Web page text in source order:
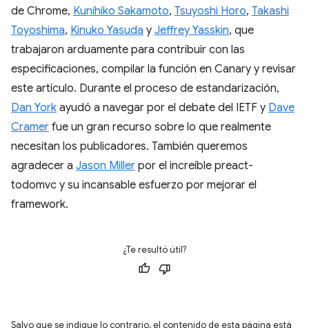
de Chrome, Kunihiko Sakamoto, Tsuyoshi Horo, Takashi
Toyoshima, Kinuko Yasuda y Jeffrey Yasskin, que
trabajaron arduamente para contribuir con las
especificaciones, compilar la función en Canary y revisar
este artículo. Durante el proceso de estandarización,
Dan York ayudó a navegar por el debate del IETF y Dave
Cramer fue un gran recurso sobre lo que realmente
necesitan los publicadores. También queremos
agradecer a Jason Miller por el increíble preact-
todomvc y su incansable esfuerzo por mejorar el
framework.
¿Te resultó útil?
Salvo que se indique lo contrario, el contenido de esta página está